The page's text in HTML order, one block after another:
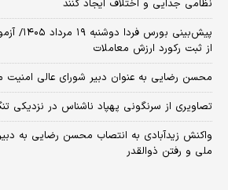
نظامی جدایی و اختلاف ایجاد کنند
​پیش‌بینی
از ثبت رکورد ارزش معاملات
محسن رضایی به عنوان دبیر شورای عالی
تصاویری از سرنگونی پهپاد ناشناس در نزدیکی
واکنش زیدآبادی به انتصاب محسن رضایی به
ملی و رفتن ذوالقدر